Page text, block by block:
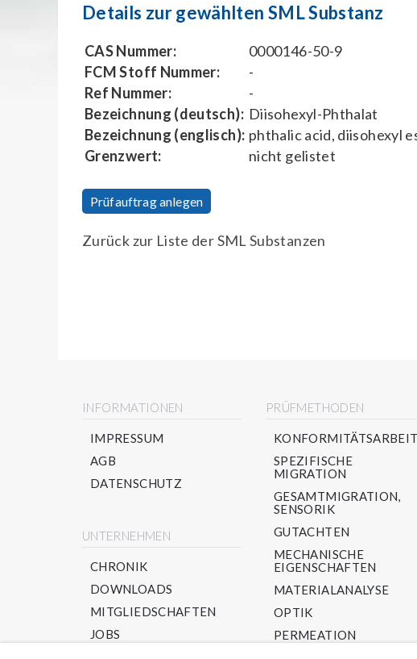
Details zur gewählten SML Substanz
CAS Nummer:
0000146-50-9
FCM Stoff Nummer:
-
Ref Nummer:
-
Bezeichnung (deutsch): Diisohexyl-Phthalat
Bezeichnung (englisch): phthalic acid, diisohexyl
Grenzwert:
nicht gelistet
Prüfauftrag anlegen
Zurück zur Liste der SML Substanzen
INFORMATIONEN
IMPRESSUM
AGB
DATENSCHUTZ
UNTERNEHMEN
CHRONIK
DOWNLOADS
MITGLIEDSCHAFTEN
JOBS
PRÜFMETHODEN
KONFORMITÄTSARBEIT
SPEZIFISCHE
MIGRATION
GESAMTMIGRATION,
SENSORIK
GUTACHTEN
MECHANISCHE
EIGENSCHAFTEN
MATERIALANALYSE
OPTIK
PERMEATION